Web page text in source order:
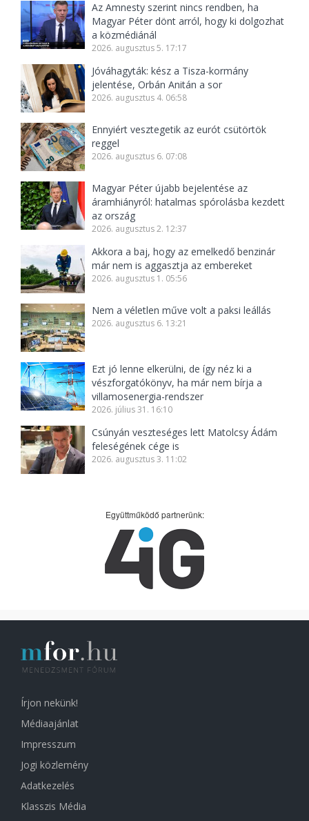
Az Amnesty szerint nincs rendben, ha
Magyar Péter dönt arról, hogy ki dolgozhat
a közmédiánál
2026. augusztus 5. 17:17
Jóváhagyták: kész a Tisza-kormány
jelentése, Orbán Anitán a sor
2026. augusztus 4. 06:58
Ennyiért vesztegetik az eurót csütörtök
reggel
2026. augusztus 6. 07:08
Magyar Péter újabb bejelentése az
áramhiányról: hatalmas spórolásba kezdett
az ország
2026. augusztus 2. 12:37
Akkora a baj, hogy az emelkedő benzinár
már nem is aggasztja az embereket
2026. augusztus 1. 05:56
Nem a véletlen műve volt a paksi leállás
2026. augusztus 6. 13:21
Ezt jó lenne elkerülni, de így néz ki a
vészforgatókönyv, ha már nem bírja a
villamosenergia-rendszer
2026. július 31. 16:10
Csúnyán veszteséges lett Matolcsy Ádám
feleségének cége is
2026. augusztus 3. 11:02
Együttműködő partnerünk:
Írjon nekünk!
Médiaajánlat
Impresszum
Jogi közlemény
Adatkezelés
Klasszis Média